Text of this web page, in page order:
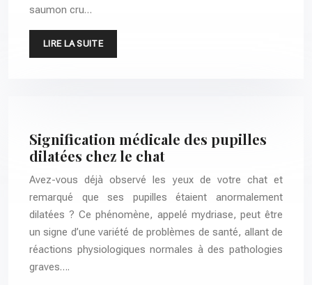
saumon cru…
LIRE LA SUITE
Signification médicale des pupilles
dilatées chez le chat
Avez-vous déjà observé les yeux de votre chat et
remarqué que ses pupilles étaient anormalement
dilatées ? Ce phénomène, appelé mydriase, peut être
un signe d’une variété de problèmes de santé, allant de
réactions physiologiques normales à des pathologies
graves….